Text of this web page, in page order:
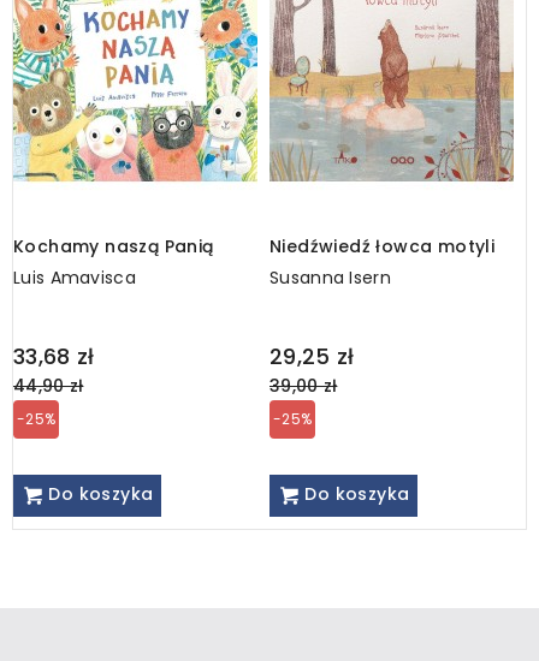
Kochamy naszą Panią
Luis Amavisca
33,68 zł
Regular
price
44,90 zł
-25%
Do koszyka
Niedźwiedź łowca motyli
Susanna Isern
29,25 zł
Regular
price
39,00 zł
-25%
Do koszyka